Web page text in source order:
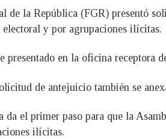
de la República (FGR) presentó
electoral y por agrupaciones ilícitas.
presentado en la oficina receptora
de antejuicio también se
da el primer paso para que la
ilícitas.